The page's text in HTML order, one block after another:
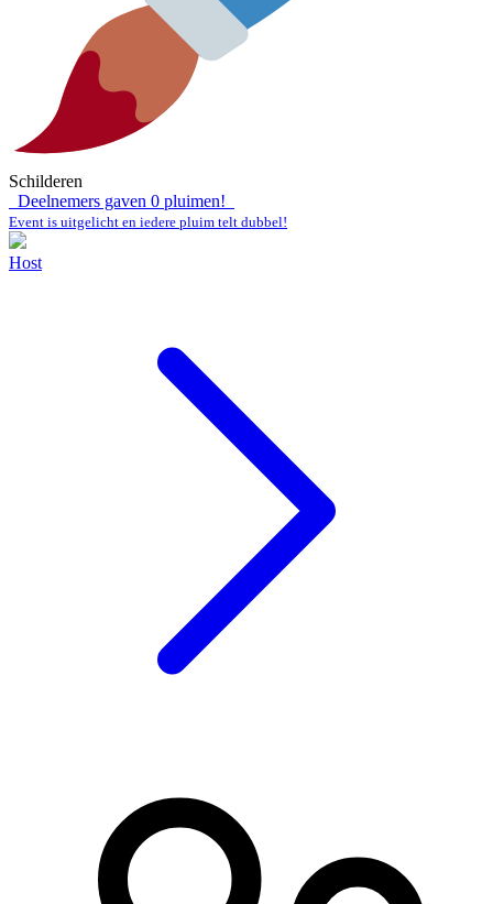
Schilderen
Deelnemers gaven 0 pluimen!
Event is uitgelicht en iedere pluim telt dubbel!
Host